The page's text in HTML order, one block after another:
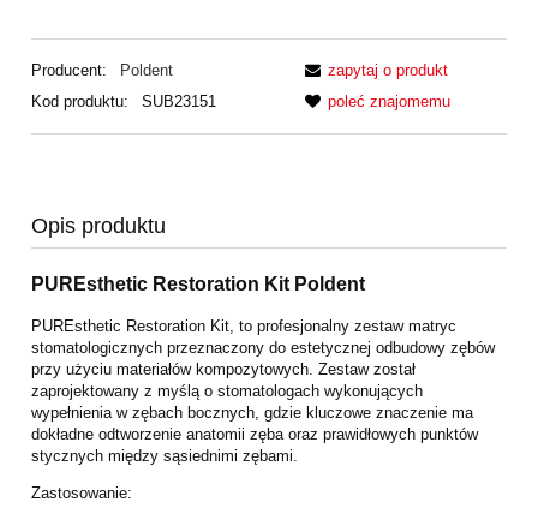
Producent:
Poldent
Kod produktu:
SUB23151
zapytaj o produkt
poleć znajomemu
Opis produktu
PUREsthetic Restoration Kit Poldent
PUREsthetic Restoration Kit, to profesjonalny zestaw matryc
stomatologicznych przeznaczony do estetycznej odbudowy zębów
przy użyciu materiałów kompozytowych. Zestaw został
zaprojektowany z myślą o stomatologach wykonujących
wypełnienia w zębach bocznych, gdzie kluczowe znaczenie ma
dokładne odtworzenie anatomii zęba oraz prawidłowych punktów
stycznych między sąsiednimi zębami.
Zastosowanie: